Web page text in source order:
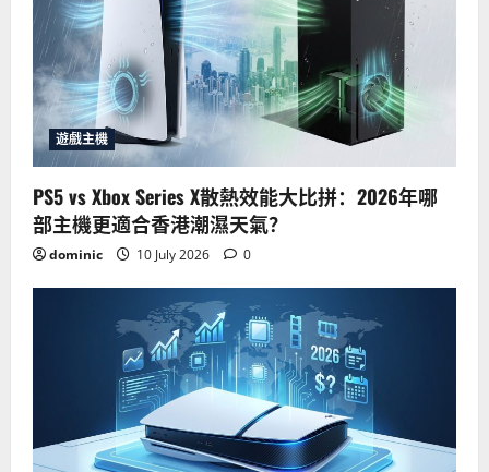
遊戲主機
PS5 vs Xbox Series X散熱效能大比拼：2026年哪
部主機更適合香港潮濕天氣？
dominic 10 July 2026 0